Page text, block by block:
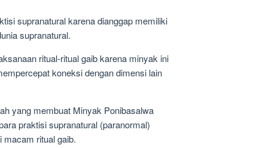
supranatural karena dianggap memiliki
supranatural.
ritual-ritual gaib karena minyak ini
koneksi dengan dimensi lain
yang membuat Minyak Ponibasalwa
praktisi supranatural (paranormal)
macam ritual gaib.